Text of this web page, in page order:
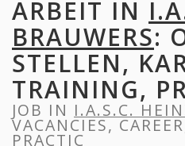
ARBEIT IN
BRAUWERS:
STELLEN,
TRAINING,
JOB IN I.A.S.C.
VACANCIES,
PRACTIC